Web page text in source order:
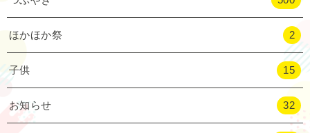
ほかほか祭 2
子供 15
お知らせ 32